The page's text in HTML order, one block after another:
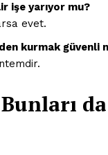
işe yarıyor mu?
evet.
kurmak güvenli